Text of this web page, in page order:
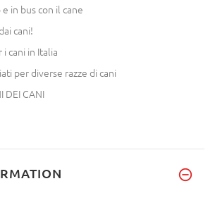
in bus con il cane
cani!
cani in Italia
per diverse razze di cani
DEI CANI